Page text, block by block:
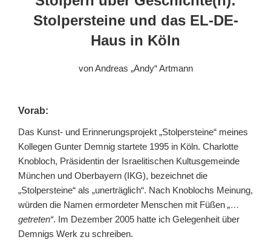
Stolpersteine und das EL-DE-
Haus in Köln
von Andreas „Andy“ Artmann
Vorab:
Das Kunst- und Erinnerungsprojekt „Stolpersteine“ meines
Kollegen Gunter Demnig startete 1995 in Köln. Charlotte
Knobloch, Präsidentin der Israelitischen Kultusgemeinde
München und Oberbayern (IKG), bezeichnet die
„Stolpersteine“ als „unerträglich“. Nach Knoblochs Meinung,
würden die Namen ermordeter Menschen mit Füßen „…
getreten“. Im Dezember 2005 hatte ich Gelegenheit über
Demnigs Werk zu schreiben.